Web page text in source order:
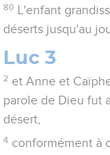
80
L'enfant
déserts jusqu'au
Luc 3
2 et Anne et
parole de Dieu fut
désert,
4 conformément à